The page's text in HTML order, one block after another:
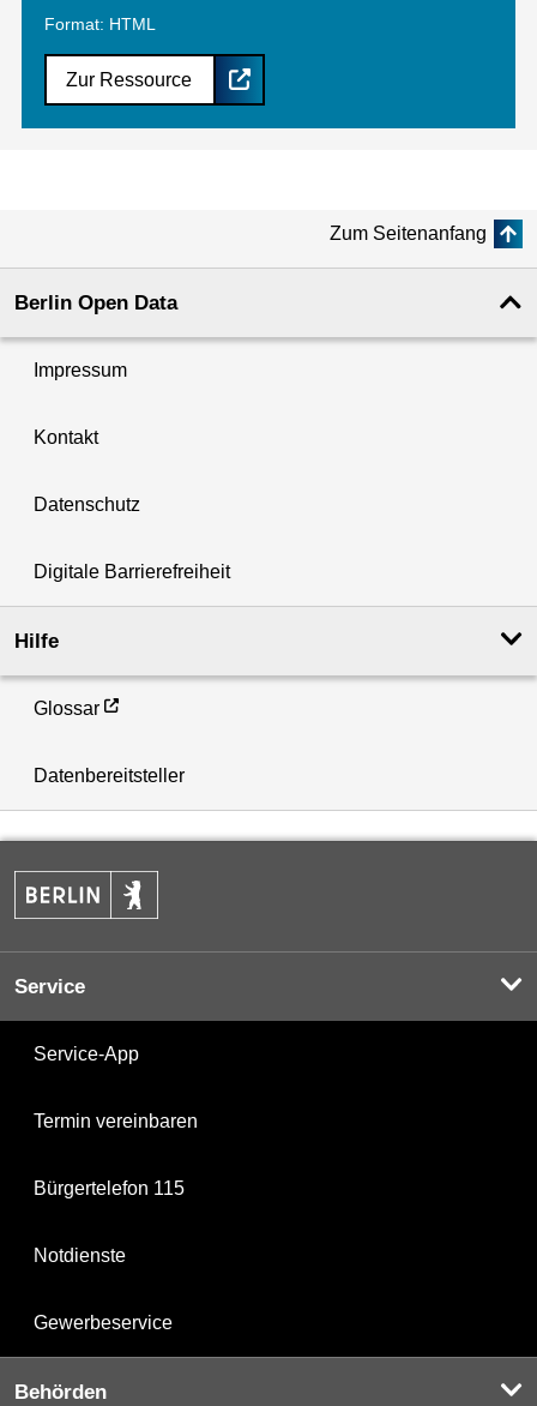
Format: HTML
Zur Ressource
Zum Seitenanfang
Berlin Open Data
Impressum
Kontakt
Datenschutz
Digitale Barrierefreiheit
Hilfe
Glossar
Datenbereitsteller
Service
Service-App
Termin vereinbaren
Bürgertelefon 115
Notdienste
Gewerbeservice
Behörden